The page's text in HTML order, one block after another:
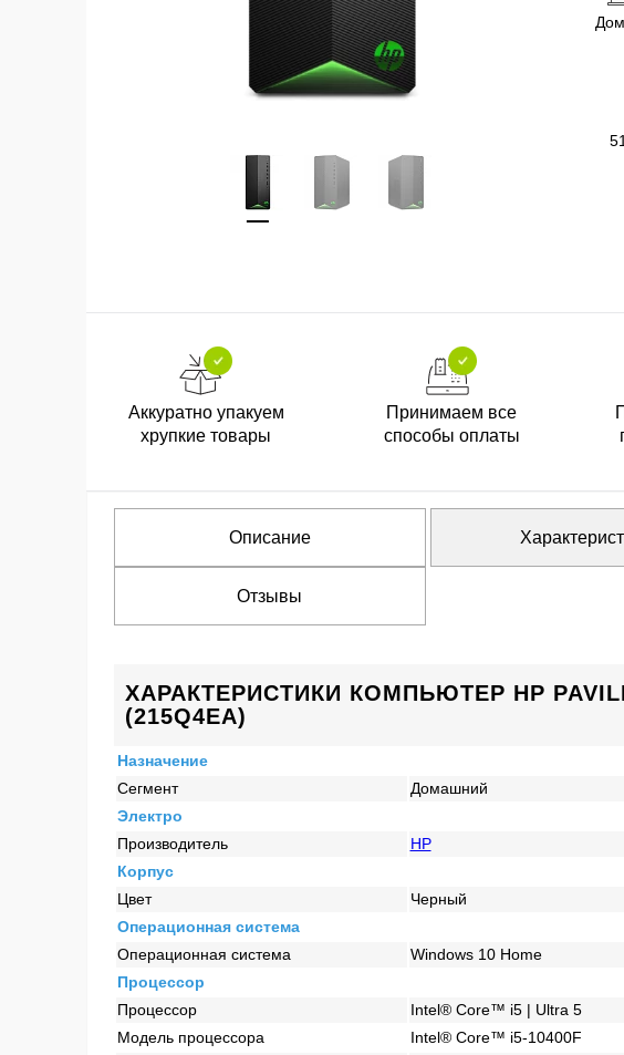
Аккуратно упакуем
хрупкие товары
Принимаем все
способы оплаты
Описание
Отзывы
ХАРАКТЕРИСТИКИ КОМПЬЮТЕР HP
(215Q4EA)
Назначение
Сегмент
Домашний
Электро
Производитель
HP
Корпус
Цвет
Черный
Операционная система
Операционная система
Windows 10 Home
Процессор
Процессор
Intel® Core™ i5 | Ultra 5
Модель процессора
Intel® Core™ i5-10400F